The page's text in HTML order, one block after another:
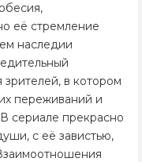
её стремление
наследии
в котором
переживаний и
сериале прекрасно
с её завистью,